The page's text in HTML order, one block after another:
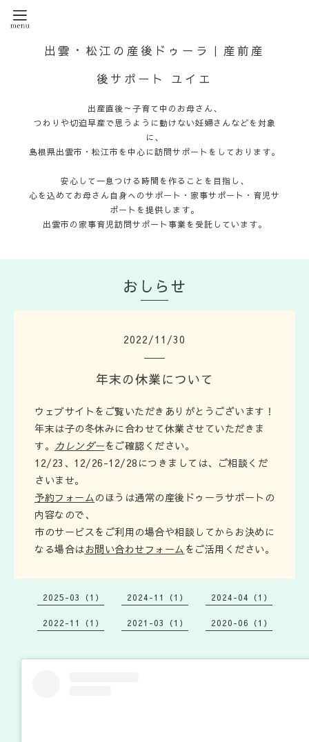
出雲・松江の産後ドゥーラ｜産前産
後サポート ユイエ
出産直後～子育て中のお母さん、
つわりや切迫早産で思うように動けない妊婦さんなどを対象
に、
島根県出雲市・松江市を中心に訪問サポートをしております。
安心して一息つける時間を作ることを目指し、
心を込めてお母さん自身へのサポート・家事サポート・育児サ
ポートを提供します。
出雲市の家事育児訪問サポート事業を受託しています。
おしらせ
2022/11 /30
年末の休業について
ウェブサイトをご覧いただきありがとうございます！
年末は子の冬休みに合わせて休業させていただきま
す。 カレンダーをご確認ください。
12/23、12/26-12/28につきましては、ご相談くだ
さいませ。
予約フォームのほうは通常の産後ドゥーラサポートの
内容なので、
市のサービスをご利用の場合や相談してからお決めに
なる場合はお問い合わせフォーム をご活用ください。
2025-03（1） 2024-11（1） 2024-04（1）
2022-11（1） 2021-03（1） 2020-06（1）